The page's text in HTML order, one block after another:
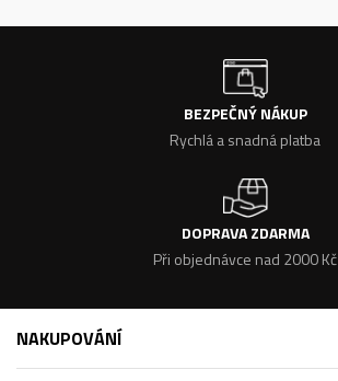
BEZPEČNÝ NÁKUP
Rychlá a snadná platba
DOPRAVA ZDARMA
Při objednávce nad 2000 Kč
NAKUPOVÁNÍ